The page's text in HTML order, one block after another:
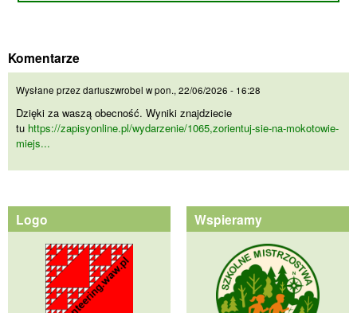
Komentarze
Dzięki za waszą obecność.
Wysłane przezdariuszwrobel wpon., 22/06/2026 - 16:28
Dzięki za waszą obecność. Wyniki znajdziecie
tu https://zapisyonline.pl/wydarzenie/1065,zorientuj-sie-na-mokotowie-
miejs...
Logo Wspieramy